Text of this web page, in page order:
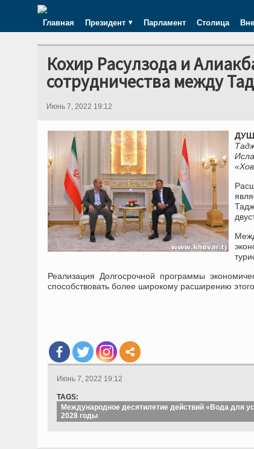
Главная Президент Парламент Столица
Кохир Расулзода и
сотрудничества между
Июнь 7, 2022 19:12
Реализация Долгосрочной программы
способствовать более широкому расширению этого
Июнь 7, 2022 19:12
TAGS:
Международное десятилетие действий «Вода для
2028 годы